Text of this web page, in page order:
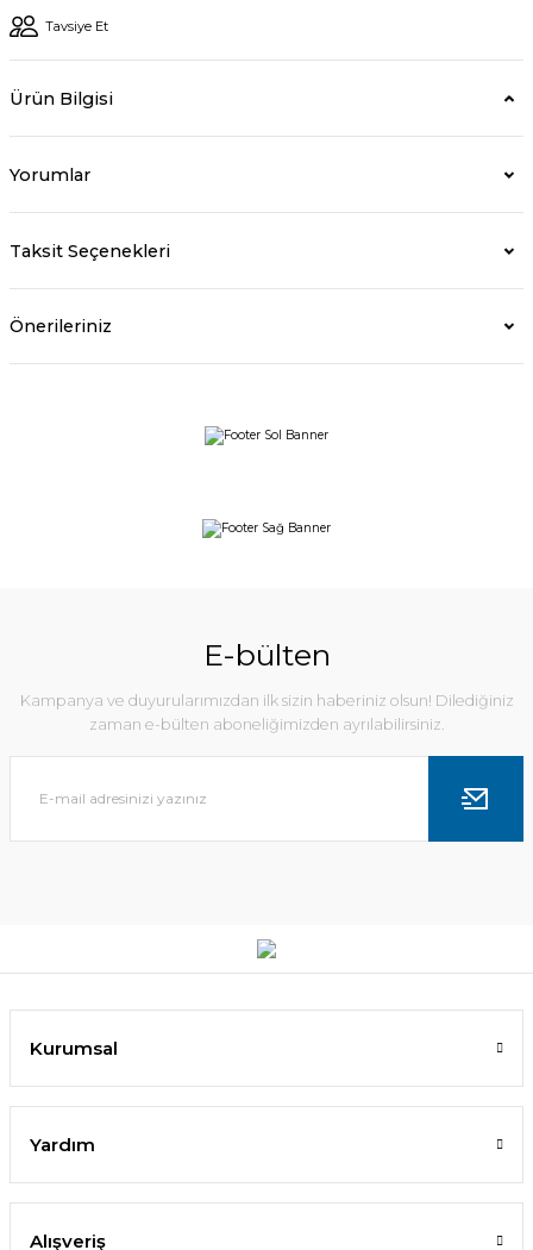
Tavsiye Et
Ürün Bilgisi
Yorumlar
Taksit Seçenekleri
Önerileriniz
E-bülten
Kampanya ve duyurularımızdan ilk sizin haberiniz olsun! Dilediğiniz
zaman e-bülten aboneliğimizden ayrılabilirsiniz.
Kurumsal
Yardım
Alışveriş